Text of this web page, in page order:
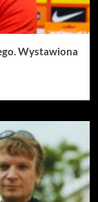
Wystawiona